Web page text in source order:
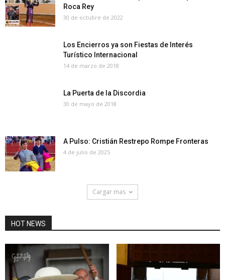
Roca Rey
30 de octubre de 2022
Los Encierros ya son Fiestas de Interés
Turístico Internacional
14 de marzo de 2018
La Puerta de la Discordia
30 de mayo de 2018
A Pulso: Cristián Restrepo Rompe Fronteras
4 de julio de 2025
Cargar mas
HOT NEWS